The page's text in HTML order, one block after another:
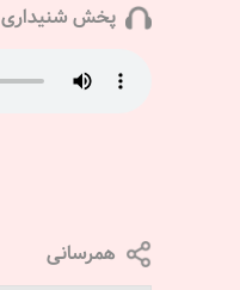
پخش شنیداری
همرسانی